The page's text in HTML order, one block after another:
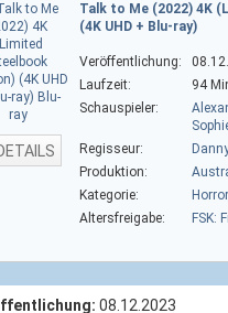
Talk to Me (2022) 4K
(4K UHD + Blu-ray)
Veröffentlichung:
Laufzeit:
94
Schauspieler:
Regisseur:
Produktion:
Kategorie:
Horror
Altersfreigabe:
FSK:
08.12.2023